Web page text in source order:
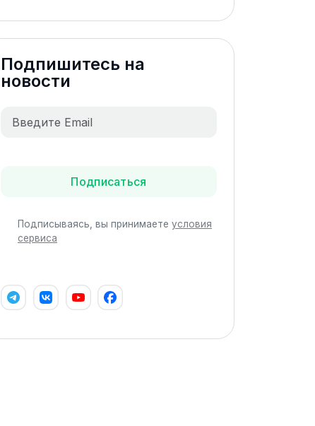
Подпишитесь на
новости
Подписаться
Подписываясь, вы принимаете условия
сервиса